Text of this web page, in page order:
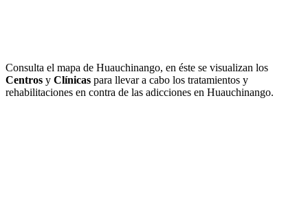
Consulta el mapa de Huauchinango, en éste se visualizan los
Centros y Clínicas para llevar a cabo los tratamientos y
rehabilitaciones en contra de las adicciones en Huauchinango.